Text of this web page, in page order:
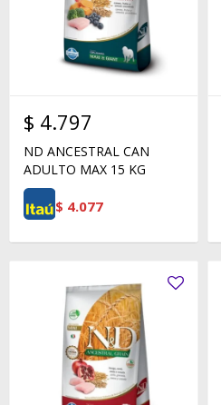
$ 4.797
ND ANCESTRAL CAN
ADULTO MAX 15 KG
$ 4.077